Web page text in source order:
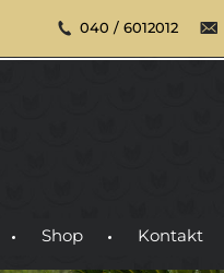
040 / 6012012
Shop Kontakt